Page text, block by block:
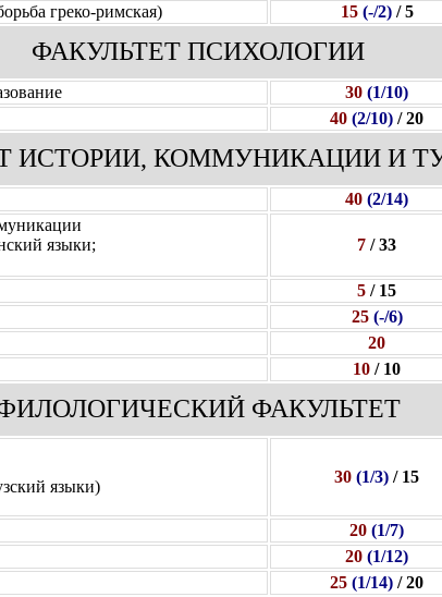
греко-римская) 15 (-/2)/ 5
ФАКУЛЬТЕТ ПСИХОЛОГИИ
30 (1/10)
40 (2/10) / 20
ИСТОРИИ, КОММУНИКАЦИИ И
40 (2/14)
языки;
7 / 33
5 / 15
25 (-/6)
20
10 / 10
ФАКУЛЬТЕТ
языки)
30 (1/3) / 15
20 (1/7)
20 (1/12)
25 (1/14) / 20